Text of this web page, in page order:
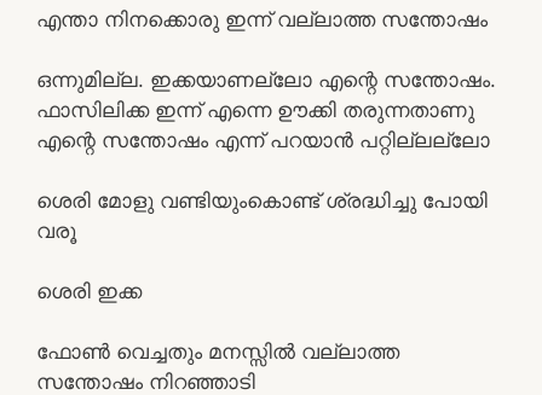
എന്താ നിനക്കൊരു ഇന്ന് വല്ലാത്ത സന്തോഷം
ഒന്നുമില്ല. ഇക്കയാണല്ലോ എന്റെ സന്തോഷം.
ഫാസിലിക്ക ഇന്ന് എന്നെ ഊക്കി തരുന്നതാണു
എന്റെ സന്തോഷം എന്ന് പറയാൻ പറ്റില്ലല്ലോ
ശെരി മോളു വണ്ടിയുംകൊണ്ട് ശ്രദ്ധിച്ചു പോയി
വരൂ
ശെരി ഇക്ക
ഫോൺ വെച്ചതും മനസ്സിൽ വല്ലാത്ത
സന്തോഷം നിറഞ്ഞാടി